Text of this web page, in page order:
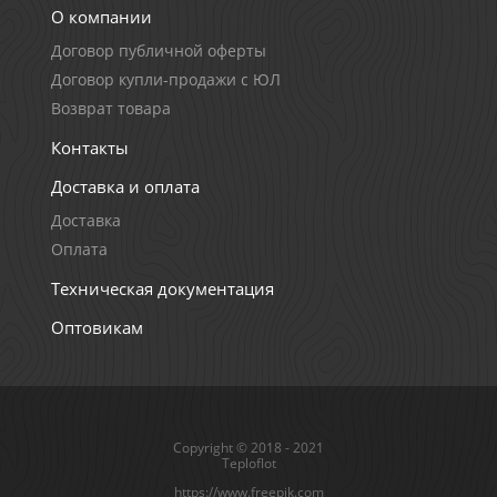
О компании
Договор публичной оферты
Договор купли-продажи с ЮЛ
Возврат товара
Контакты
Доставка и оплата
Доставка
Оплата
Техническая документация
Оптовикам
Copyright © 2018 - 2021
Teploflot
https://www.freepik.com